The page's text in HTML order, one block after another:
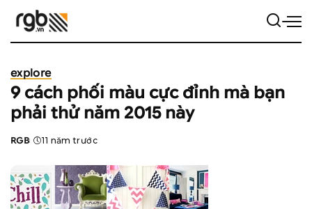
explore
9 cách phối màu cực đỉnh mà bạn
phải thử năm 2015 này
Posted
RGB 11 năm trước